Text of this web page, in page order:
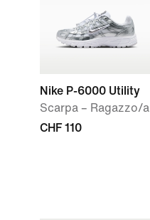
Nike P-6000 Utility
Scarpa – Ragazzo/a
CHF 110